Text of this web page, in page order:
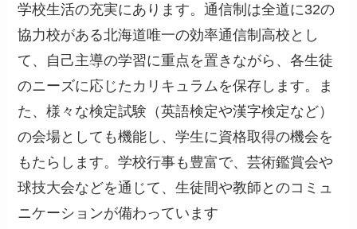
学校生活の充実にあります。通信制は全道に32の
協力校がある北海道唯一の効率通信制高校とし
て、自己主導の学習に重点を置きながら、各生徒
のニーズに応じたカリキュラムを保存します。ま
た、様々な検定試験（英語検定や漢字検定など）
の会場としても機能し、学生に資格取得の機会を
もたらします。学校行事も豊富で、芸術鑑賞会や
球技大会などを通じて、生徒間や教師とのコミュ
ニケーションが備わっています